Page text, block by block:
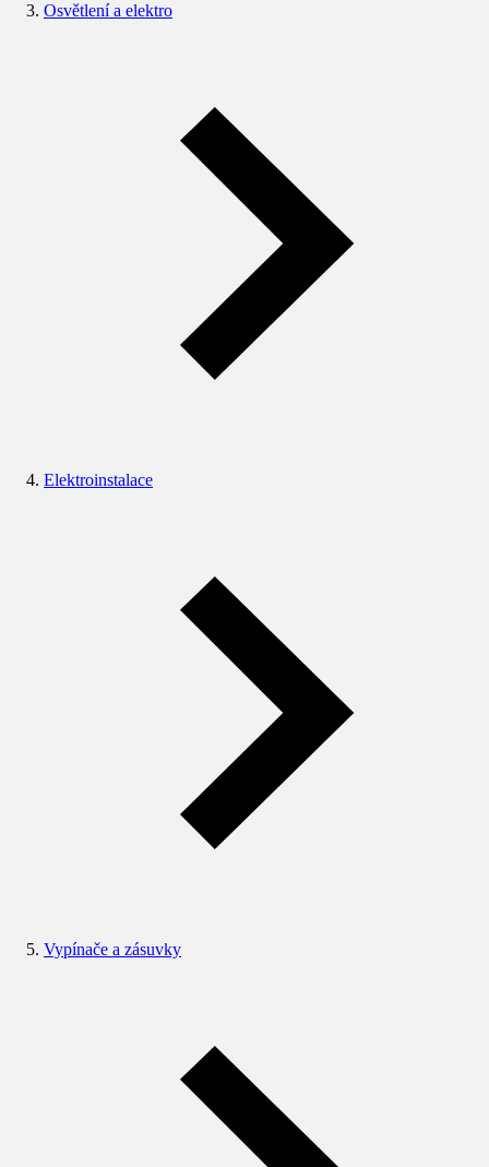
Osvětlení a elektro
Elektroinstalace
Vypínače a zásuvky